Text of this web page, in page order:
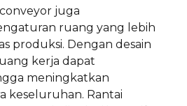
juga
ruang yang lebih
produksi. Dengan desain
kerja dapat
meningkatkan
keseluruhan. Rantai